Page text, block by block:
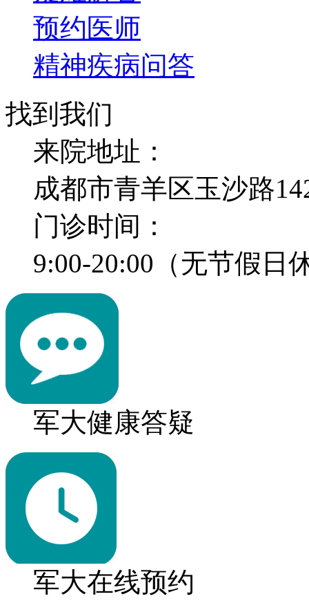
预约医师
精神疾病问答
找到我们
来院地址：
成都市青羊区玉沙路
门诊时间：
9:00-20:00（无节假日
军大健康答疑
军大在线预约